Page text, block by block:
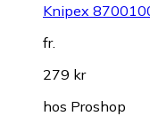
Knipex
fr.
279 kr
hos Proshop